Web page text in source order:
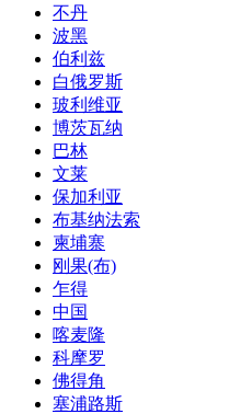
不丹
波黑
伯利兹
白俄罗斯
玻利维亚
博茨瓦纳
巴林
文莱
保加利亚
布基纳法索
柬埔寨
刚果(布)
乍得
中国
喀麦隆
科摩罗
佛得角
塞浦路斯